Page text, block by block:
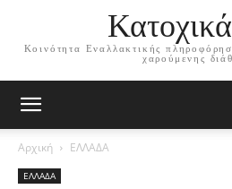
Κοινότητα Εναλλακτικής
χαρούμενης
Αρχική ΕΛΛΑΔΑ
ΕΛΛΑΔΑ